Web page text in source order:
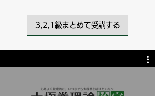
3,2,1級まとめて受講する